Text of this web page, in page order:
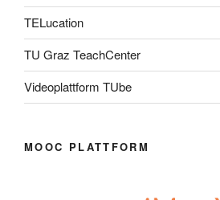
TELucation
TU Graz TeachCenter
Videoplattform TUbe
MOOC PLATTFORM